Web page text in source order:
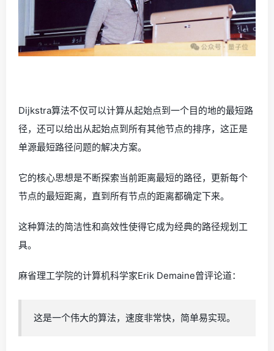
Dijkstra算法不仅可以计算从起始点到一个目的地的最短路
径，还可以给出从起始点到所有其他节点的排序，这正是
单源最短路径问题的解决方案。
它的核心思想是不断探索当前距离最短的路径，更新每个
节点的最短距离，直到所有节点的距离都确定下来。
这种算法的简洁性和高效性使得它成为经典的路径规划工
具。
麻省理工学院的计算机科学家Erik Demaine曾评论道：
这是一个伟大的算法，速度非常快，简单易实现。